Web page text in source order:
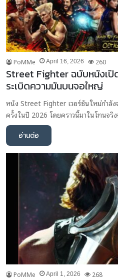
PoMMe April 16, 2026 260
Street Fighter ฉบับหนังเ
ระเบิดความมันบนจอใหญ่
หนัง Street Fighter เวอร์ชันใหม่กำลัง
ครั้งในปี 2026 โดยคราวนี้มาในโทนจริ
อ่านต่อ
PoMMe April 1, 2026 268